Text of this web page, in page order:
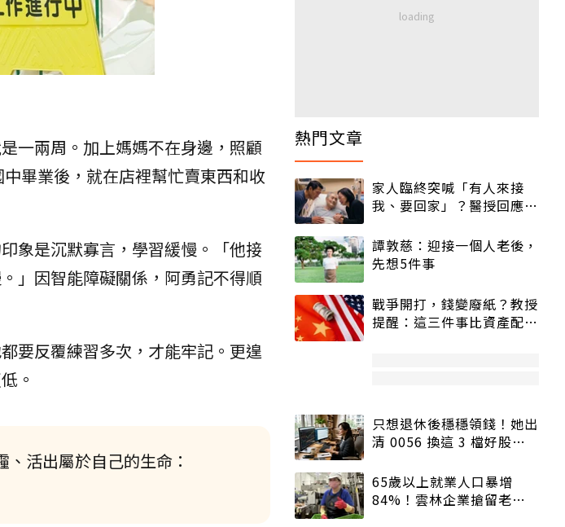
一兩周。加上媽媽不在身邊，照顧
中畢業後，就在店裡幫忙賣東西和收
象是沉默寡言，學習緩慢。「他接
」因智能障礙關係，阿勇記不得順
要反覆練習多次，才能牢記。更遑
。
活出屬於自己的生命：
熱門文章
家人臨終突喊「有人來接
我、要回家」？醫授回應方
譚敦慈：迎接一個人老後，
先想5件事
戰爭開打，錢變廢紙？教授
提醒：這三件事比資產配置
只想退休後穩穩領錢！她出
清 0056 換這 3 檔好股：
65歲以上就業人口暴增
84%！雲林企業搶留老員